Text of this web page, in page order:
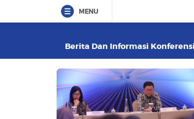
MENU
Berita Dan Informasi